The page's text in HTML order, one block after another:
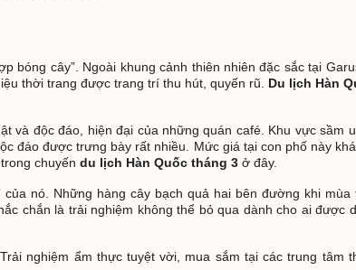
cây”. Ngoài khung cảnh thiên nhiên đặc sắc tại
thời trang được trang trí thu hút, quyến rũ. Du lịch Hàn
độc đáo, hiện đại của những quán café. Khu vực sầm
đáo được trưng bày rất nhiều. Mức giá tại con phố này
chuyến du lịch Hàn Quốc tháng 3 ở đây.
nó. Những hàng cây bạch quả hai bên đường khi
chắn là trải nghiệm không thể bỏ qua dành cho ai được
nghiệm ẩm thực tuyệt vời, mua sắm tại các trung tâm